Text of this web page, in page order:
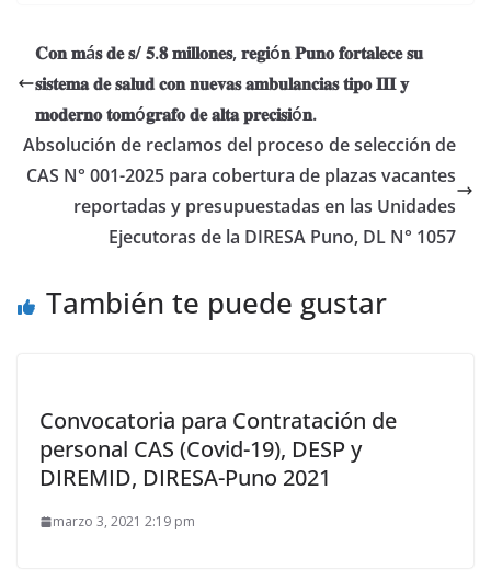
𝐂𝐨𝐧 𝐦á𝐬 𝐝𝐞 𝐬/ 𝟓.𝟖 𝐦𝐢𝐥𝐥𝐨𝐧𝐞𝐬, 𝐫𝐞𝐠𝐢ó𝐧 𝐏𝐮𝐧𝐨 𝐟𝐨𝐫𝐭𝐚𝐥𝐞𝐜𝐞 𝐬𝐮
𝐬𝐢𝐬𝐭𝐞𝐦𝐚 𝐝𝐞 𝐬𝐚𝐥𝐮𝐝 𝐜𝐨𝐧 𝐧𝐮𝐞𝐯𝐚𝐬 𝐚𝐦𝐛𝐮𝐥𝐚𝐧𝐜𝐢𝐚𝐬 𝐭𝐢𝐩𝐨 𝐈𝐈𝐈 𝐲
𝐦𝐨𝐝𝐞𝐫𝐧𝐨 𝐭𝐨𝐦ó𝐠𝐫𝐚𝐟𝐨 𝐝𝐞 𝐚𝐥𝐭𝐚 𝐩𝐫𝐞𝐜𝐢𝐬𝐢ó𝐧.
Absolución de reclamos del proceso de selección de
CAS N° 001-2025 para cobertura de plazas vacantes
reportadas y presupuestadas en las Unidades
Ejecutoras de la DIRESA Puno, DL N° 1057
También te puede gustar
Convocatoria para Contratación de
personal CAS (Covid-19), DESP y
DIREMID, DIRESA-Puno 2021
marzo 3, 2021 2:19 pm